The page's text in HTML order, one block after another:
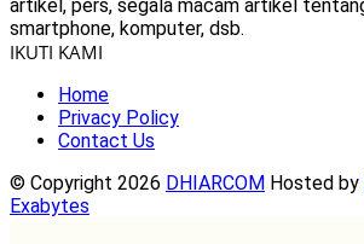
artikel, pers, segala macam artikel
smartphone, komputer, dsb.
IKUTI KAMI
Home
Privacy Policy
Contact Us
© Copyright 2026 DHIARCOM Hosted by
Exabytes